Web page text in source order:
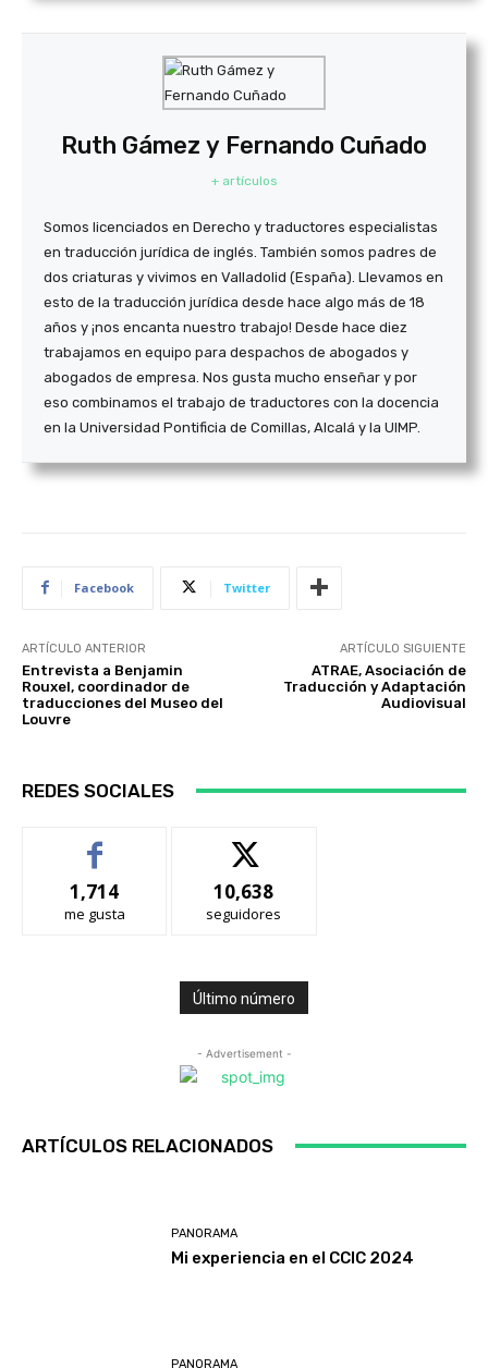
Ruth Gámez y Fernando Cuñado
+ artículos
Somos licenciados en Derecho y traductores especialistas
en traducción jurídica de inglés. También somos padres de
dos criaturas y vivimos en Valladolid (España). Llevamos en
esto de la traducción jurídica desde hace algo más de 18
años y ¡nos encanta nuestro trabajo! Desde hace diez
trabajamos en equipo para despachos de abogados y
abogados de empresa. Nos gusta mucho enseñar y por
eso combinamos el trabajo de traductores con la docencia
en la Universidad Pontificia de Comillas, Alcalá y la UIMP.
Facebook Twitter
ARTÍCULO ANTERIOR
Entrevista a Benjamin
Rouxel, coordinador de
traducciones del Museo del
Louvre
ARTÍCULO SIGUIENTE
ATRAE, Asociación de
Traducción y Adaptación
Audiovisual
REDES SOCIALES
1,714
me gusta
10,638
seguidores
Último número
- Advertisement -
ARTÍCULOS RELACIONADOS
PANORAMA
Mi experiencia en el CCIC 2024
PANORAMA